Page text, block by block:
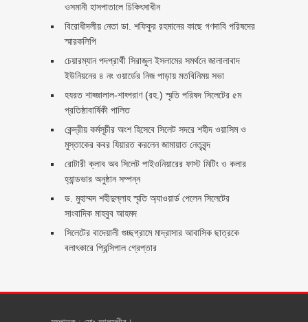
ওসমানী হাসপাতালে চিকিৎসাধীন
বিরোধীদলীয় নেতা ডা. শফিকুর রহমানের কাছে গণদাবি পরিষদের
স্মারকলিপি ‎
চেয়ারম্যান পদপ্রার্থী সিরাজুল ইসলামের সমর্থনে জালালাবাদ
ইউনিয়নের ৪ নং ওয়ার্ডের নিজ পাড়ায় মতবিনিময় সভা
হযরত শাহ্জালাল-শাহ্পরাণ (রহ.) স্মৃতি পরিষদ সিলেটের ৫ম
প্রতিষ্ঠাবার্ষিকী পালিত ‎​
কেন্দ্রীয় কর্মসূচীর অংশ হিসেবে সিলেট সদরে শহীদ ওয়াসিম ও
মুস্তাকের কবর যিয়ারত করলেন জামায়াত নেতৃবৃন্দ ‎
রোটারী ক্লাব অব সিলেট পাইওনিয়ারের ফাস্ট মিটিং ও কলার
হ্যান্ডভার অনুষ্ঠান সম্পন্ন
ড. মুহাম্মদ শহীদুল্লাহ স্মৃতি অ্যাওয়ার্ড পেলেন সিলেটের
সাংবাদিক মাহবুব আহমদ
সিলেটের বাদেয়ালী গুচ্ছগ্রামে মাদ্রাসার আবাসিক ছাত্রকে
বলাৎকারে প্রিন্সিপাল গ্রেপ্তার ‎